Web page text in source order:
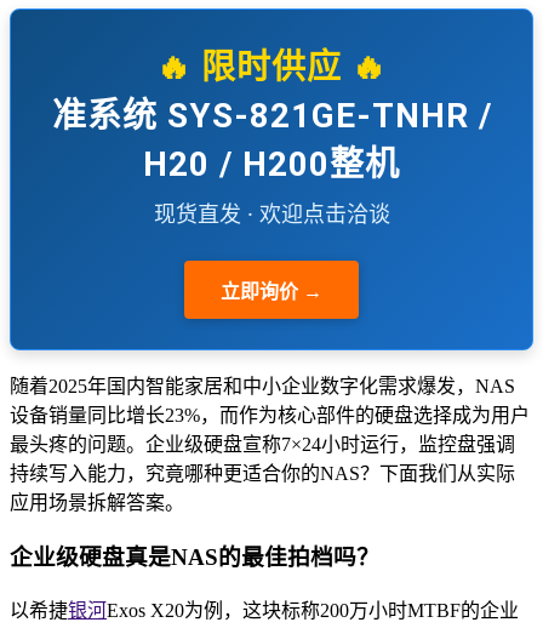
🔥 限时供应 🔥
准系统 SYS-821GE-TNHR /
H20 / H200整机
现货直发 · 欢迎点击洽谈
立即询价 →
随着2025年国内智能家居和中小企业数字化需求爆发，NAS
设备销量同比增长23%，而作为核心部件的硬盘选择成为用户
最头疼的问题。企业级硬盘宣称7×24小时运行，监控盘强调
持续写入能力，究竟哪种更适合你的NAS？下面我们从实际
应用场景拆解答案。
企业级硬盘真是NAS的最佳拍档吗？
以希捷银河Exos X20为例，这块标称200万小时MTBF的企业